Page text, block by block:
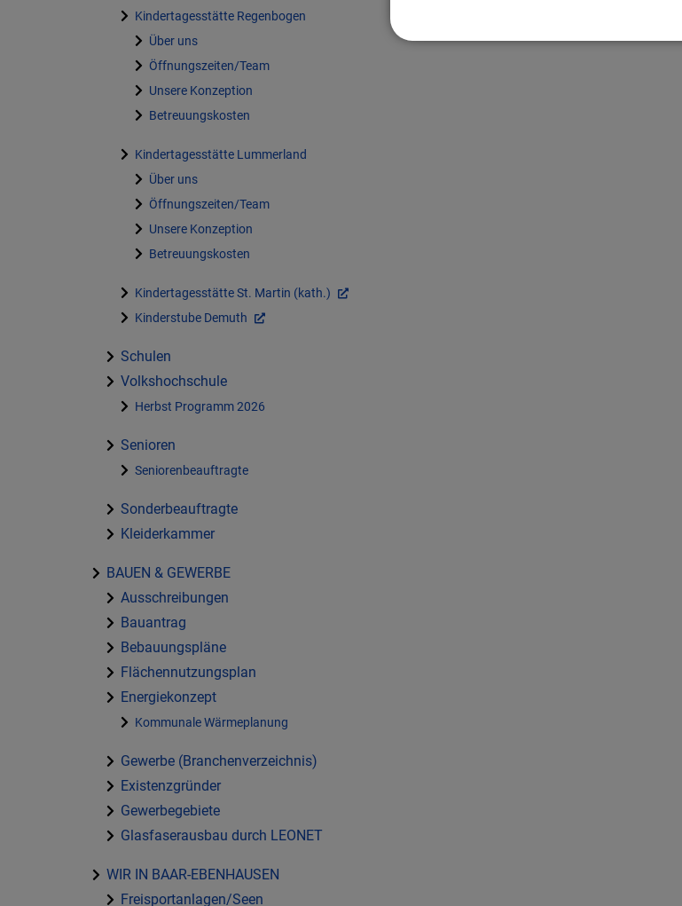
Kindertagesstätte Regenbogen
Über uns
Öffnungszeiten/Team
Unsere Konzeption
Betreuungskosten
Kindertagesstätte Lummerland
Über uns
Öffnungszeiten/Team
Unsere Konzeption
Betreuungskosten
Kindertagesstätte St. Martin (kath.)
Kinderstube Demuth
Schulen
Volkshochschule
Herbst Programm 2026
Senioren
Seniorenbeauftragte
Sonderbeauftragte
Kleiderkammer
BAUEN & GEWERBE
Ausschreibungen
Bauantrag
Bebauungspläne
Flächennutzungsplan
Energiekonzept
Kommunale Wärmeplanung
Gewerbe (Branchenverzeichnis)
Existenzgründer
Gewerbegebiete
Glasfaserausbau durch LEONET
WIR IN BAAR-EBENHAUSEN
Freisportanlagen/Seen